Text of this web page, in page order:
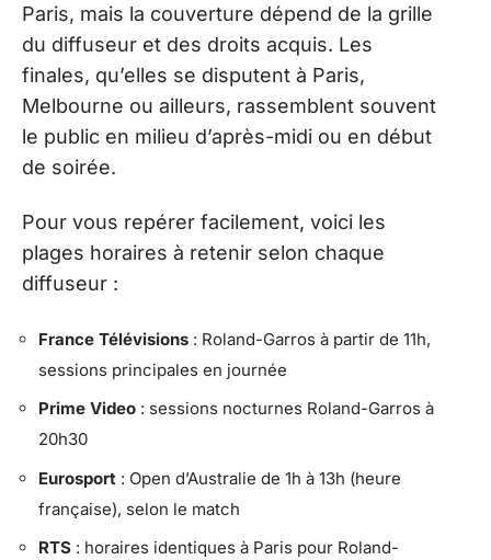
Paris, mais la couverture dépend de la grille
du diffuseur et des droits acquis. Les
finales, qu’elles se disputent à Paris,
Melbourne ou ailleurs, rassemblent souvent
le public en milieu d’après-midi ou en début
de soirée.
Pour vous repérer facilement, voici les
plages horaires à retenir selon chaque
diffuseur :
France Télévisions : Roland-Garros à partir de 11h,
sessions principales en journée
Prime Video : sessions nocturnes Roland-Garros à
20h30
Eurosport : Open d’Australie de 1h à 13h (heure
française), selon le match
RTS : horaires identiques à Paris pour Roland-